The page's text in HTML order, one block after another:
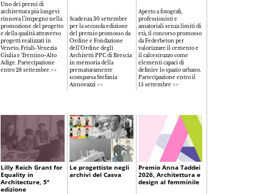
Uno dei premi di
architettura più longevi
rinnova l’impegno nella
promozione del progetto
e della qualità attraverso
progetti realizzati in
Veneto, Friuli-Venezia
Giulia e Trentino-Alto
Adige. Partecipazione
entro 28 settembre >>
Scadenza 30 settembre
per la seconda edizione
del premio promosso da
Ordine e Fondazione
dell’Ordine degli
Architetti PPC di Brescia
in memoria della
prematuramente
scomparsa Stefania
Annovazzi >>
Aperto a fotografi,
professionisti e
amatoriali senza limiti di
età, il concorso promosso
da Federbeton per
valorizzare il cemento e
il calcestruzzo come
elementi capaci di
definire lo spazio urbano.
Partecipazione entro il
15 settembre >>
Lilly Reich Grant for
Equality in
Architecture, 5°
edizione
Le progettiste negli
archivi del Casva
Premio Anna Taddei
2026, Architettura e
design al femminile